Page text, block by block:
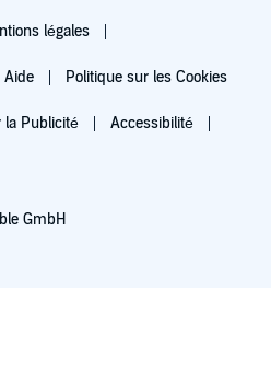
légales
Aide Politique sur les Cookies
la Publicité Accessibilité
GmbH